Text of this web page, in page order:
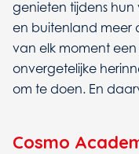
genieten tijdens hun
en buitenland meer
van elk moment
onvergetelijke
om te doen. En
Cosmo